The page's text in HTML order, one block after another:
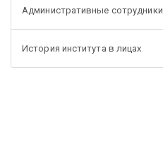
Административные сотрудники
История института в лицах